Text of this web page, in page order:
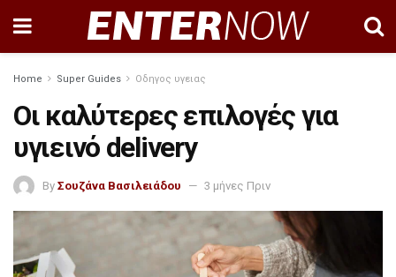
Home Super Guides Οδηγος υγειας
Οι καλύτερες επιλογές για
υγιεινό delivery
By Σουζάνα Βασιλειάδου 3 μήνες Πριν